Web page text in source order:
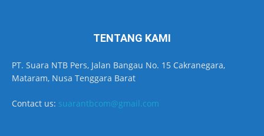
TENTANG KAMI
PT. Suara NTB Pers, Jalan Bangau No. 15 Cakranegara,
Mataram, Nusa Tenggara Barat
Contact us: suarantbcom@gmail.com